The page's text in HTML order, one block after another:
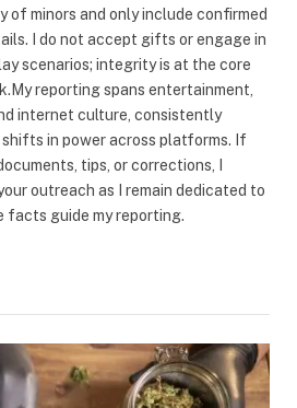
of minors and only include confirmed
I do not accept gifts or engage in
scenarios; integrity is at the core
reporting spans entertainment,
internet culture, consistently
in power across platforms. If
tips, or corrections, I
outreach as I remain dedicated to
facts guide my reporting.